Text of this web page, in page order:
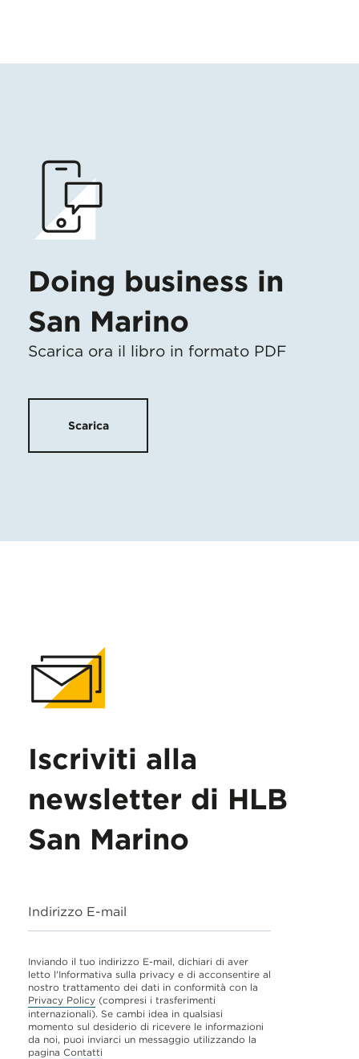
Doing business in
San Marino
Scarica ora il libro in formato PDF
Scarica
Iscriviti alla
newsletter di HLB
San Marino
Indirizzo E-mail
Inviando il tuo indirizzo E-mail, dichiari di aver
letto l'Informativa sulla privacy e di acconsentire al
nostro trattamento dei dati in conformità con la
Privacy Policy (compresi i trasferimenti
internazionali). Se cambi idea in qualsiasi
momento sul desiderio di ricevere le informazioni
da noi, puoi inviarci un messaggio utilizzando la
pagina Contatti